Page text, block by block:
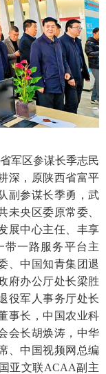
军区参谋长季志民
深，原陕西省富平
副参谋长季勇，武
未央区委原常委、
展中心主任、丰享
带一路服务平台主
、中国知青集团退
府办公厅处长梁胜
役军人事务厅处长
事长，中国农业科
会长胡焕涛，中华
、中国视频网总编
亚文联ACAA副主